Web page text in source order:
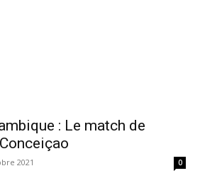
: Le match de
2021 0